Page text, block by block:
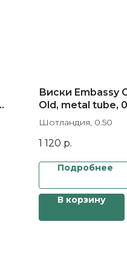
Виски Embassy
Old, metal tube,
Шотландия, 0.50
1 120 р.
Подробнее
В корзину